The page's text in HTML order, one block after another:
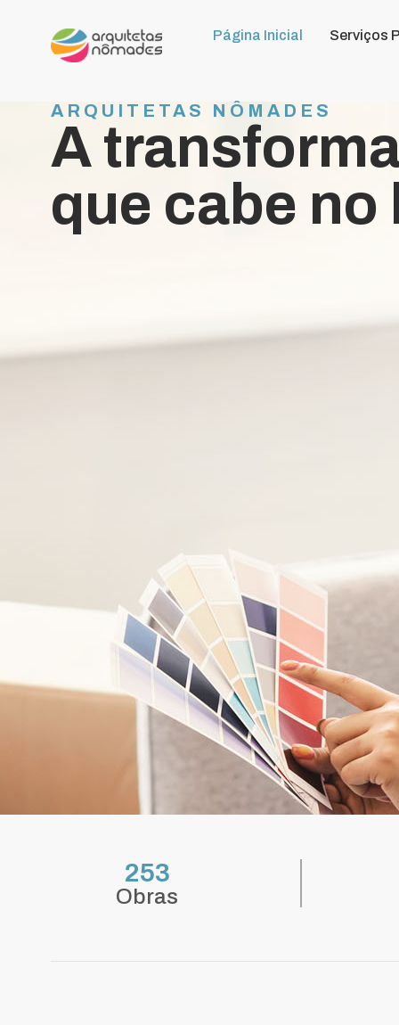
Página Inicial Serviços
ARQUITETAS NÔMADES
A
que cabe no
253
Obras